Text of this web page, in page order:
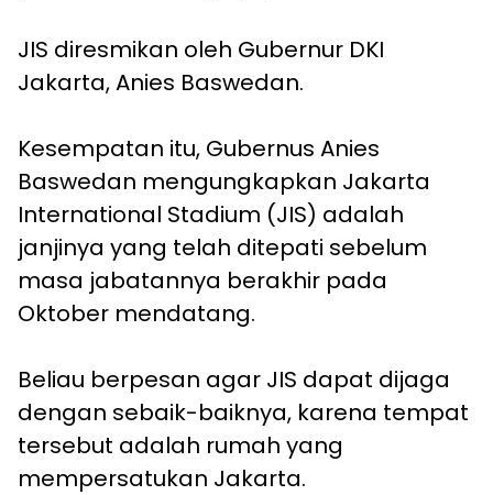
JIS diresmikan oleh Gubernur DKI
Jakarta, Anies Baswedan.
Kesempatan itu, Gubernus Anies
Baswedan mengungkapkan Jakarta
International Stadium (JIS) adalah
janjinya yang telah ditepati sebelum
masa jabatannya berakhir pada
Oktober mendatang.
Beliau berpesan agar JIS dapat dijaga
dengan sebaik-baiknya, karena tempat
tersebut adalah rumah yang
mempersatukan Jakarta.